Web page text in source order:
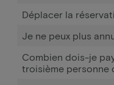
Déplacer la
Je ne peux plus
Combien dois-je
troisième personne